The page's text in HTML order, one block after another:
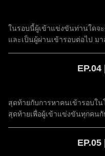
ในรอบนี้ผู้เข้าแข่งขันท่านใดจ
และเป็นผู้ผ่านเข้ารอบต่อไป
ไหนกันบ้าง
สุดท้ายกับการหาคนเข้ารอบใ
สุดท้ายเพื่อผู้เข้าแข่งขันทุกคนกั
คน